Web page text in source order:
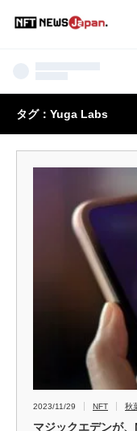
タグ：Yuga Labs
2023/11/29 NFT 秋
マジックエデンが